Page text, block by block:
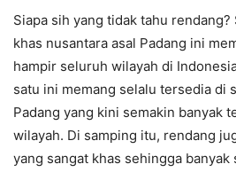
Siapa sih yang tidak tahu rendang?
khas nusantara asal Padang ini
hampir seluruh wilayah di
satu ini memang selalu tersedia di
Padang yang kini semakin banyak
wilayah. Di samping itu, rendang
yang sangat khas sehingga